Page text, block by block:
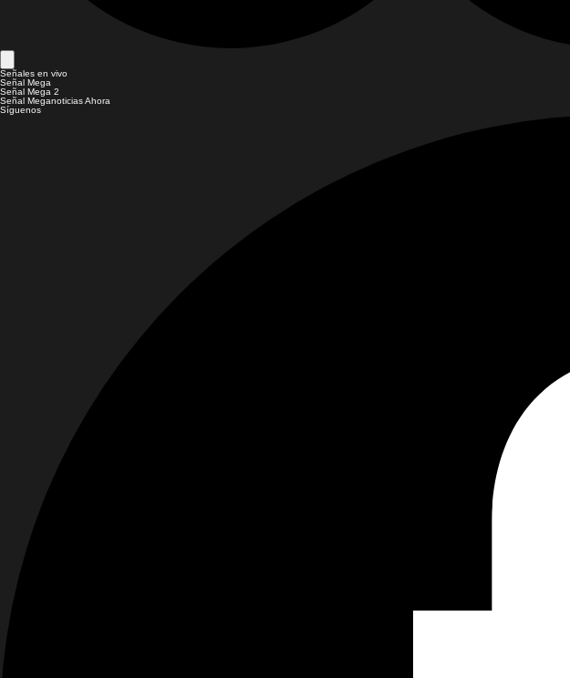
Señales en vivo
Señal Mega
Señal Mega 2
Señal Meganoticias Ahora
Síguenos